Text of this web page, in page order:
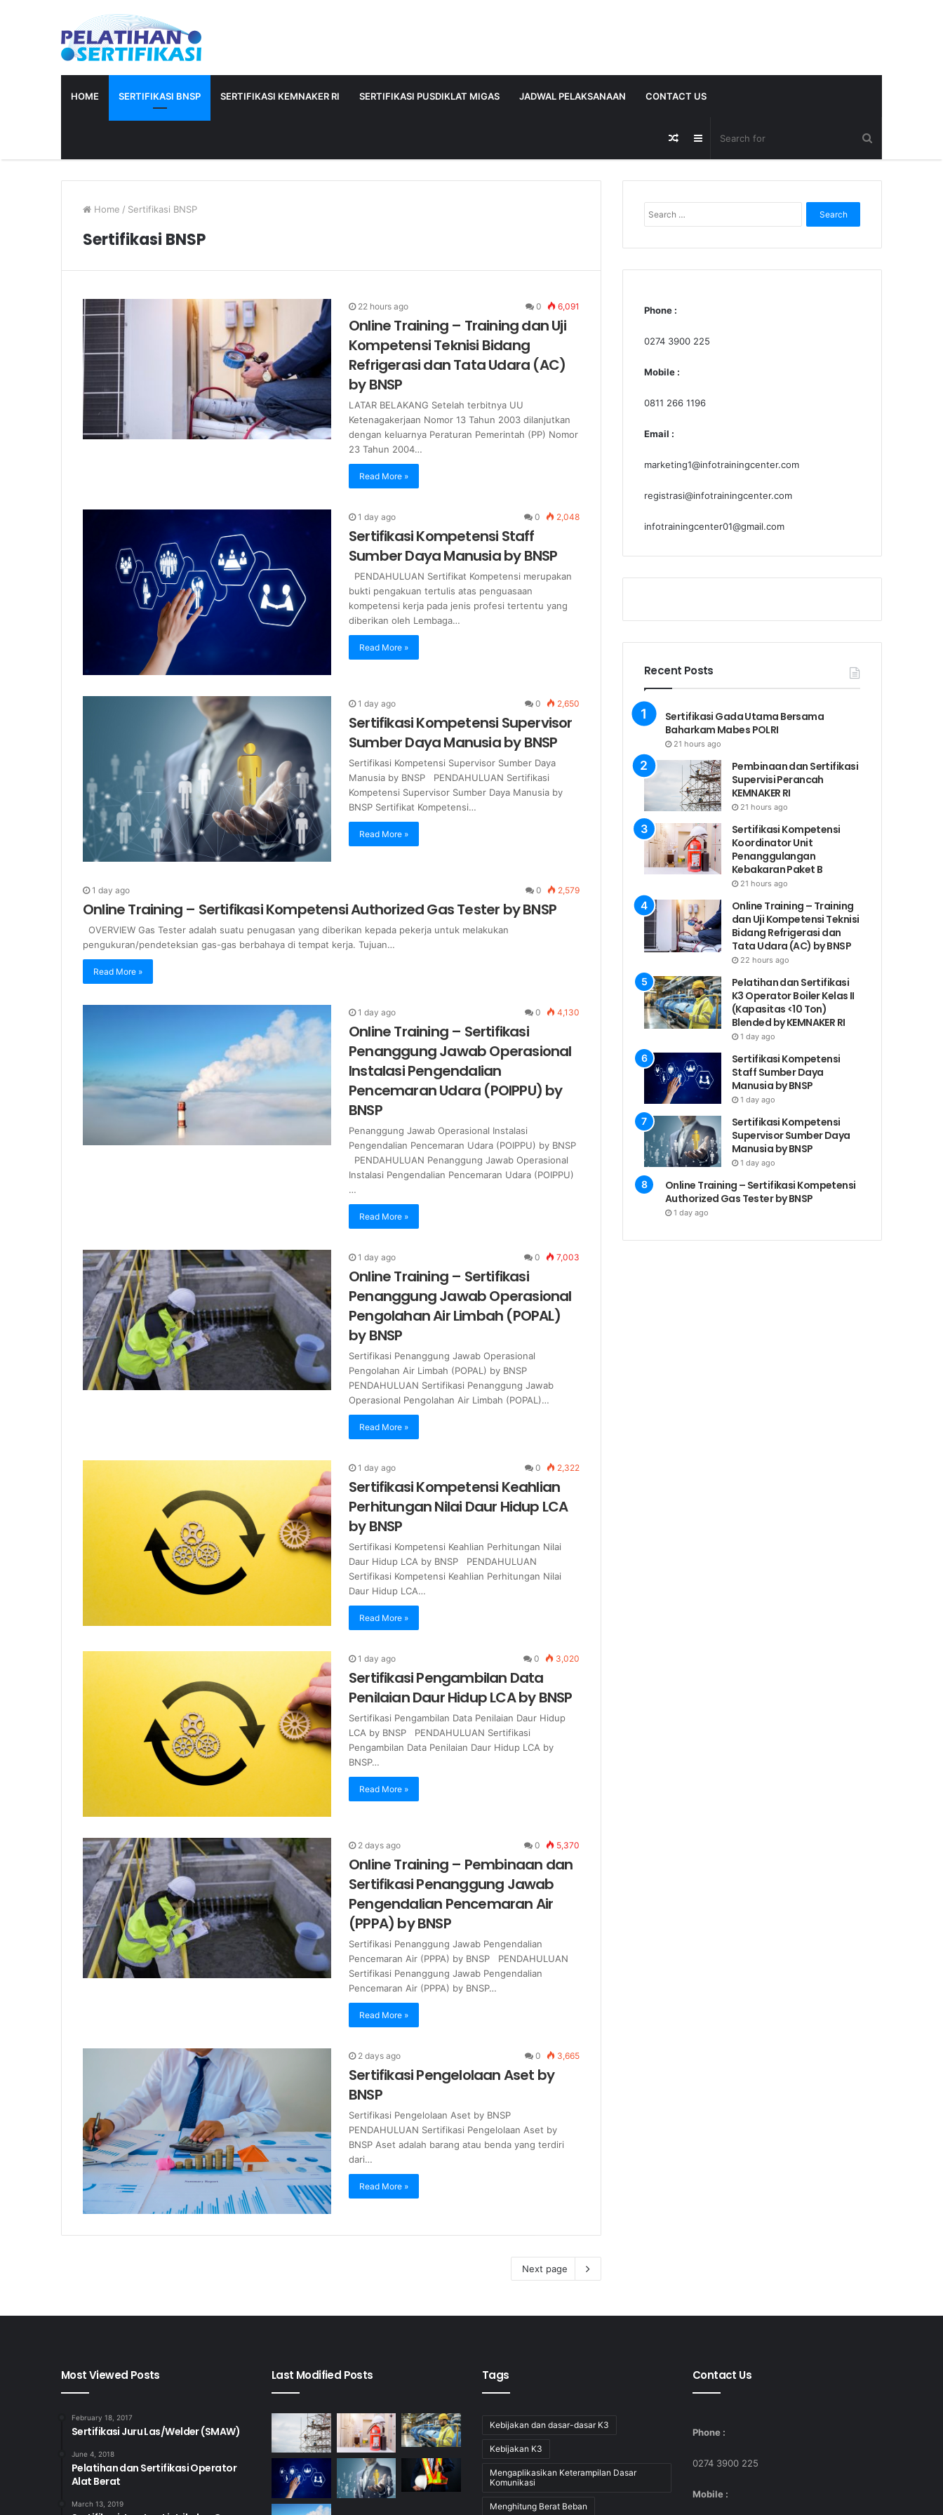
HOME SERTIFIKASI BNSP SERTIFIKASI KEMNAKER RI SERTIFIKASI PUSDIKLAT MIGAS JADWAL PELAKSANAAN CONTACT US
Sidebar
Random
Post
Home / Sertifikasi BNSP
Sertifikasi BNSP
22 hours ago 0 6,091
Online Training – Training dan Uji
Kompetensi Teknisi Bidang
Refrigerasi dan Tata Udara (AC)
by BNSP
LATAR BELAKANG Setelah terbitnya UU
Ketenagakerjaan Nomor 13 Tahun 2003 dilanjutkan
dengan keluarnya Peraturan Pemerintah (PP) Nomor
23 Tahun 2004…
Read More »
1 day ago 0 2,048
Sertifikasi Kompetensi Staff
Sumber Daya Manusia by BNSP
PENDAHULUAN Sertifikat Kompetensi merupakan
bukti pengakuan tertulis atas penguasaan
kompetensi kerja pada jenis profesi tertentu yang
diberikan oleh Lembaga…
Read More »
1 day ago 0 2,650
Sertifikasi Kompetensi Supervisor
Sumber Daya Manusia by BNSP
Sertifikasi Kompetensi Supervisor Sumber Daya
Manusia by BNSP PENDAHULUAN Sertifikasi
Kompetensi Supervisor Sumber Daya Manusia by
BNSP Sertifikat Kompetensi…
Read More »
1 day ago 0 2,579
Online Training – Sertifikasi Kompetensi Authorized Gas Tester by BNSP
OVERVIEW Gas Tester adalah suatu penugasan yang diberikan kepada pekerja untuk melakukan
pengukuran/pendeteksian gas-gas berbahaya di tempat kerja. Tujuan…
Read More »
1 day ago 0 4,130
Online Training – Sertifikasi
Penanggung Jawab Operasional
Instalasi Pengendalian
Pencemaran Udara (POIPPU) by
BNSP
Penanggung Jawab Operasional Instalasi
Pengendalian Pencemaran Udara (POIPPU) by BNSP
PENDAHULUAN Penanggung Jawab Operasional
Instalasi Pengendalian Pencemaran Udara (POIPPU)
…
Read More »
1 day ago 0 7,003
Online Training – Sertifikasi
Penanggung Jawab Operasional
Pengolahan Air Limbah (POPAL)
by BNSP
Sertifikasi Penanggung Jawab Operasional
Pengolahan Air Limbah (POPAL) by BNSP
PENDAHULUAN Sertifikasi Penanggung Jawab
Operasional Pengolahan Air Limbah (POPAL)…
Read More »
1 day ago 0 2,322
Sertifikasi Kompetensi Keahlian
Perhitungan Nilai Daur Hidup LCA
by BNSP
Sertifikasi Kompetensi Keahlian Perhitungan Nilai
Daur Hidup LCA by BNSP PENDAHULUAN
Sertifikasi Kompetensi Keahlian Perhitungan Nilai
Daur Hidup LCA…
Read More »
1 day ago 0 3,020
Sertifikasi Pengambilan Data
Penilaian Daur Hidup LCA by BNSP
Sertifikasi Pengambilan Data Penilaian Daur Hidup
LCA by BNSP PENDAHULUAN Sertifikasi
Pengambilan Data Penilaian Daur Hidup LCA by
BNSP…
Read More »
2 days ago 0 5,370
Online Training – Pembinaan dan
Sertifikasi Penanggung Jawab
Pengendalian Pencemaran Air
(PPPA) by BNSP
Sertifikasi Penanggung Jawab Pengendalian
Pencemaran Air (PPPA) by BNSP PENDAHULUAN
Sertifikasi Penanggung Jawab Pengendalian
Pencemaran Air (PPPA) by BNSP…
Read More »
2 days ago 0 3,665
Sertifikasi Pengelolaan Aset by
BNSP
Sertifikasi Pengelolaan Aset by BNSP
PENDAHULUAN Sertifikasi Pengelolaan Aset by
BNSP Aset adalah barang atau benda yang terdiri
dari…
Read More »
Next page
for:
Phone :
0274 3900 225
Mobile :
0811 266 1196
Email :
marketing1@infotrainingcenter.com
registrasi@infotrainingcenter.com
infotrainingcenter01@gmail.com
Recent Posts
Sertifikasi Gada Utama Bersama
Baharkam Mabes POLRI
21 hours ago
Pembinaan dan Sertifikasi
Supervisi Perancah
KEMNAKER RI
21 hours ago
Sertifikasi Kompetensi
Koordinator Unit
Penanggulangan
Kebakaran Paket B
21 hours ago
Online Training – Training
dan Uji Kompetensi Teknisi
Bidang Refrigerasi dan
Tata Udara (AC) by BNSP
22 hours ago
Pelatihan dan Sertifikasi
K3 Operator Boiler Kelas II
(Kapasitas <10 Ton)
Blended by KEMNAKER RI
1 day ago
Sertifikasi Kompetensi
Staff Sumber Daya
Manusia by BNSP
1 day ago
Sertifikasi Kompetensi
Supervisor Sumber Daya
Manusia by BNSP
1 day ago
Online Training – Sertifikasi Kompetensi
Authorized Gas Tester by BNSP
1 day ago
Most Viewed Posts
February 18, 2017
Sertifikasi Juru Las/Welder (SMAW)
June 4, 2018
Pelatihan dan Sertifikasi Operator
Alat Berat
March 13, 2019
Last Modified Posts Tags
Kebijakan dan dasar-dasar K3
Kebijakan K3
Mengaplikasikan Keterampilan Dasar
Komunikasi
Menghitung Berat Beban
Contact Us
Phone :
0274 3900 225
Mobile :